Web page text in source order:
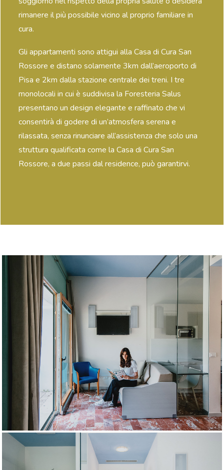
rimanere il più possibile vicino al proprio familiare in
cura.
Gli appartamenti sono attigui alla Casa di Cura San
Rossore e distano solamente 3km dall’aeroporto di
Pisa e 2km dalla stazione centrale dei treni. I tre
monolocali in cui è suddivisa la Foresteria Salus
presentano un design elegante e raffinato che vi
consentirà di godere di un’atmosfera serena e
rilassata, senza rinunciare all’assistenza che solo una
struttura qualificata come la Casa di Cura San
Rossore, a due passi dal residence, può garantirvi.